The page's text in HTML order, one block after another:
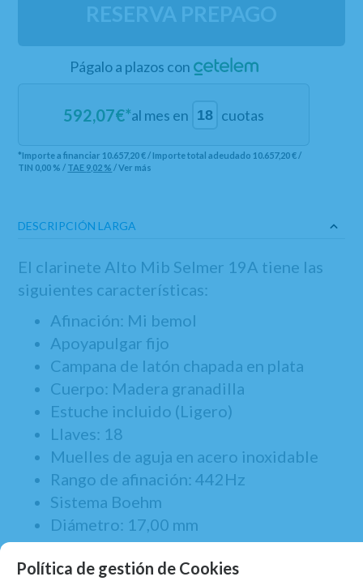
RESERVA PREPAGO
Págalo a plazos con
592,07€*al mes en cuotas
*Importe a financiar 10.657,20 €/ Importe total adeudado 10.657,20 €/
TIN 0,00 % / TAE 9,02 % /Ver más
DESCRIPCIÓN LARGA
El clarinete Alto Mib Selmer 19A tiene las
siguientes características:
Afinación: Mi bemol
Apoyapulgar fijo
Campana de latón chapada en plata
Cuerpo: Madera granadilla
Estuche incluido (Ligero)
Llaves: 18
Muelles de aguja en acero inoxidable
Rango de afinación: 442Hz
Sistema Boehm
Diámetro: 17,00 mm
Tesitura: Desciende hasta Mi Bemol
Tudel regulable en acabado plateado
Política de gestión de Cookies